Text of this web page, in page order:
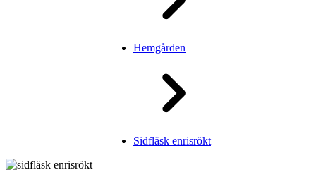
Hemgården
Sidfläsk enrisrökt